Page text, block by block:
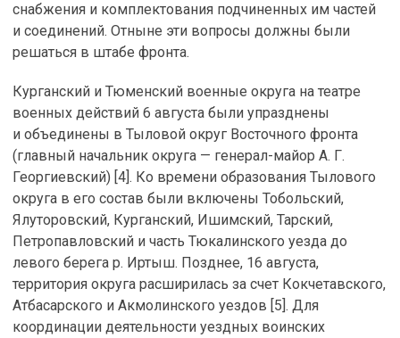
снабжения и комплектования подчиненных им частей
и соединений. Отныне эти вопросы должны были
решаться в штабе фронта.
Курганский и Тюменский военные округа на театре
военных действий 6 августа были упразднены
и объединены в Тыловой округ Восточного фронта
(главный начальник округа — генерал-майор А. Г.
Георгиевский) [4]. Ко времени образования Тылового
округа в его состав были включены Тобольский,
Ялуторовский, Курганский, Ишимский, Тарский,
Петропавловский и часть Тюкалинского уезда до
левого берега р. Иртыш. Позднее, 16 августа,
территория округа расширилась за счет Кокчетавского,
Атбасарского и Акмолинского уездов [5]. Для
координации деятельности уездных воинских